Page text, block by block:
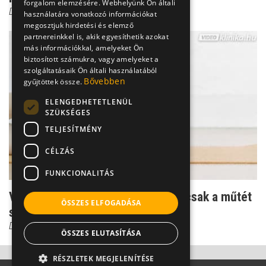
Dr. Knoll Zsolt PhD
Végzetes bokatörés - amikor már csak a műtét
segít
Dr. Knoll Zsolt PhD
forgalom elemzésére. Webhelyünk Ön általi
használatára vonatkozó információkat
megosztjuk hirdetési és elemző
partnereinkkel is, akik egyesíthetik azokat
más információkkal, amelyeket Ön
biztosított számukra, vagy amelyeket a
szolgáltatásaik Ön általi használatából
gyűjtöttek össze. Bővebben
ELENGEDHETETLENÜL
SZÜKSÉGES
TELJESÍTMÉNY
CÉLZÁS
FUNKCIONALITÁS
ÖSSZES ELFOGADÁSA
ÖSSZES ELUTASÍTÁSA
RÉSZLETEK MEGJELENÍTÉSE